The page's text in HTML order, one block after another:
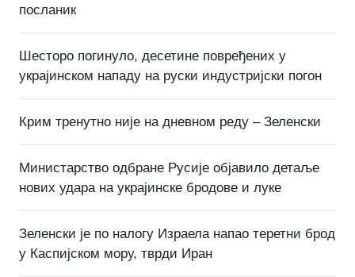
посланик
Шесторо погинуло, десетине повређених у
украјинском нападу на руски индустријски погон
Крим тренутно није на дневном реду – Зеленски
Министарство одбране Русије објавило детаље
нових удара на украјинске бродове и луке
Зеленски је по налогу Израела напао теретни брод
у Каспијском мору, тврди Иран